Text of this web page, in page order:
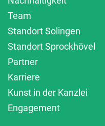
Team
Standort Solingen
Standort Sprockhövel
Partner
Karriere
Kunst in der Kanzlei
Engagement